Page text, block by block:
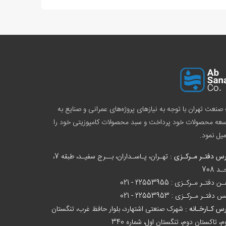
تهران با توجه به نیازهای پروژه‌های عمرانی و صنایع به
محصولات خود پرداخت و سبد محصولات کامپوزیتی خود را
نمود.
دفتـر مـرکـزی :
تهـران، پـاسـداران، بــرج سفیـد، طبقه 7،
708
دفتـر مـرکـزی : 021 - 22553955
دفتـر مـرکـزی : 021 - 22553953
کـارخـانه : شهرک صنعتی اشتهارد، بلوار حافظ غرب، تنگستان
تاکستان دوم، تنگستان اول، شماره 340